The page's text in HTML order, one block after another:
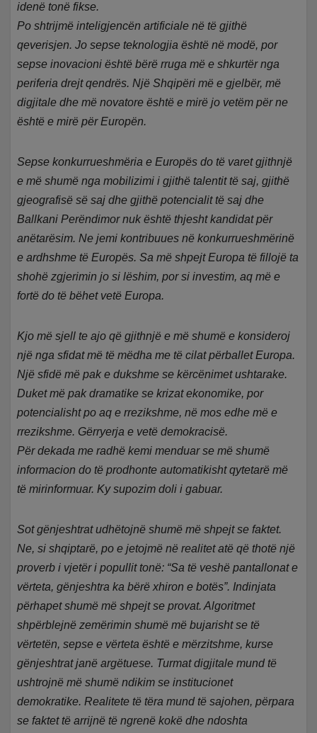
idenë tonë fikse.
Po shtrijmë inteligjencën artificiale në të gjithë
qeverisjen. Jo sepse teknologjia është në modë, por
sepse inovacioni është bërë rruga më e shkurtër nga
periferia drejt qendrës. Një Shqipëri më e gjelbër, më
digjitale dhe më novatore është e mirë jo vetëm për ne
është e mirë për Europën.
Sepse konkurrueshmëria e Europës do të varet gjithnjë
e më shumë nga mobilizimi i gjithë talentit të saj, gjithë
gjeografisë së saj dhe gjithë potencialit të saj dhe
Ballkani Perëndimor nuk është thjesht kandidat për
anëtarësim. Ne jemi kontribuues në konkurrueshmërinë
e ardhshme të Europës. Sa më shpejt Europa të fillojë ta
shohë zgjerimin jo si lëshim, por si investim, aq më e
fortë do të bëhet vetë Europa.
Kjo më sjell te ajo që gjithnjë e më shumë e konsideroj
një nga sfidat më të mëdha me të cilat përballet Europa.
Një sfidë më pak e dukshme se kërcënimet ushtarake.
Duket më pak dramatike se krizat ekonomike, por
potencialisht po aq e rrezikshme, në mos edhe më e
rrezikshme. Gërryerja e vetë demokracisë.
Për dekada me radhë kemi menduar se më shumë
informacion do të prodhonte automatikisht qytetarë më
të mirinformuar. Ky supozim doli i gabuar.
Sot gënjeshtrat udhëtojnë shumë më shpejt se faktet.
Ne, si shqiptarë, po e jetojmë në realitet atë që thotë një
proverb i vjetër i popullit tonë: “Sa të veshë pantallonat e
vërteta, gënjeshtra ka bërë xhiron e botës”. Indinjata
përhapet shumë më shpejt se provat. Algoritmet
shpërblejnë zemërimin shumë më bujarisht se të
vërtetën, sepse e vërteta është e mërzitshme, kurse
gënjeshtrat janë argëtuese. Turmat digjitale mund të
ushtrojnë më shumë ndikim se institucionet
demokratike. Realitete të tëra mund të sajohen, përpara
se faktet të arrijnë të ngrenë kokë dhe ndoshta